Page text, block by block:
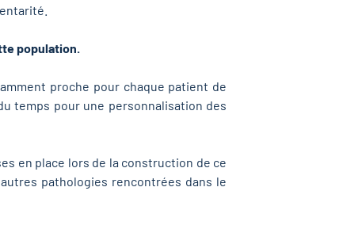
population.
proche pour chaque patient de
temps pour une personnalisation des
en place lors de la construction de ce
pathologies rencontrées dans le